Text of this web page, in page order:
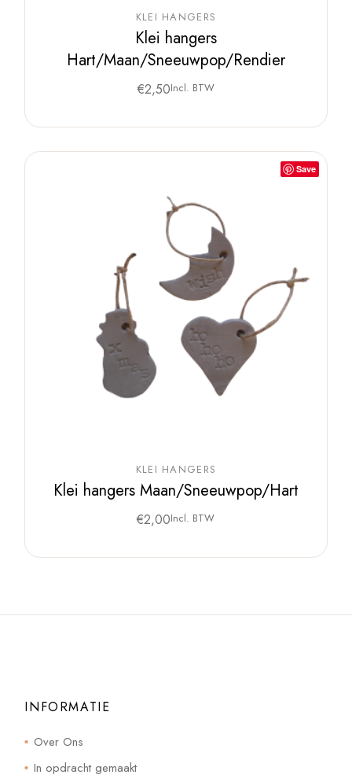
KLEI HANGERS
Klei hangers
Hart/Maan/Sneeuwpop/Rendier
€2,50Incl. BTW
Save
KLEI HANGERS
Klei hangers Maan/Sneeuwpop/Hart
€2,00Incl. BTW
INFORMATIE
Over Ons
In opdracht gemaakt